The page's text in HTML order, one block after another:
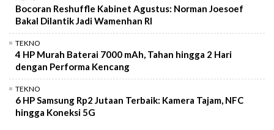
Bocoran Reshuffle Kabinet Agustus: Norman Joesoef
Bakal Dilantik Jadi Wamenhan RI
TEKNO
4 HP Murah Baterai 7000 mAh, Tahan hingga 2 Hari
dengan Performa Kencang
TEKNO
6 HP Samsung Rp2 Jutaan Terbaik: Kamera Tajam, NFC
hingga Koneksi 5G